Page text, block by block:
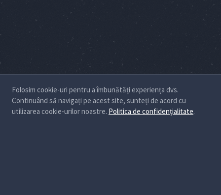
Folosim cookie-uri pentru a îmbunătăți experiența dvs.
Continuând să navigați pe acest site, sunteți de acord cu
utilizarea cookie-urilor noastre. Politica de confidențialitate.